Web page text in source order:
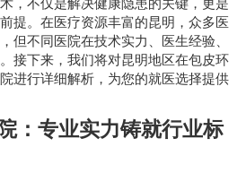
提。在医疗资源丰富的昆明，众多医
但不同医院在技术实力、医生经验、
接下来，我们将对昆明地区在包皮环
进行详细解析，为您的就医选择提供
：专业实力铸就行业标